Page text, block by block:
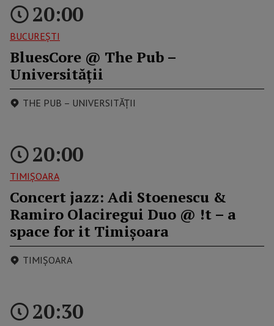
20:00
BUCUREŞTI
BluesCore @ The Pub –
Universității
THE PUB – UNIVERSITĂȚII
20:00
TIMIŞOARA
Concert jazz: Adi Stoenescu &
Ramiro Olaciregui Duo @ !t – a
space for it Timișoara
TIMIȘOARA
20:30